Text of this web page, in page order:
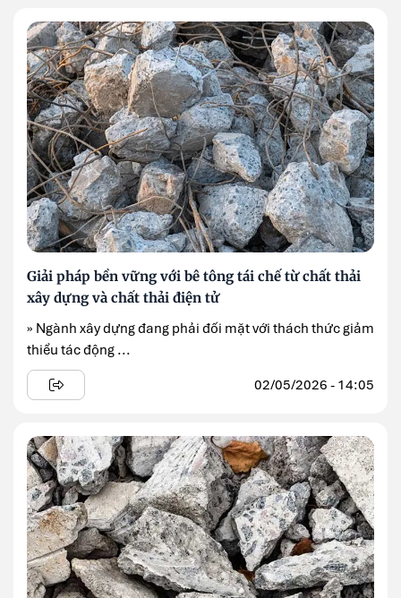
Giải pháp bền vững với bê tông tái chế từ chất thải
xây dựng và chất thải điện tử
» Ngành xây dựng đang phải đối mặt với thách thức giảm
thiểu tác động ...
02/05/2026 - 14:05